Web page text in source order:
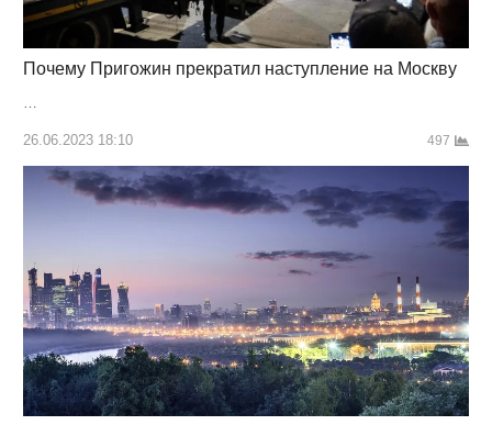
Почему Пригожин прекратил наступление на Москву
26.06.2023 18:10 497